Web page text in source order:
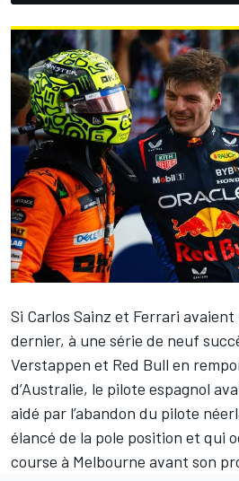
Si Carlos Sainz et Ferrari avaient
dernier, à une série de neuf
Verstappen et Red Bull en
d’Australie, le pilote espagnol
aidé par l’abandon du pilote
élancé de la pole position et qui
course à Melbourne avant son